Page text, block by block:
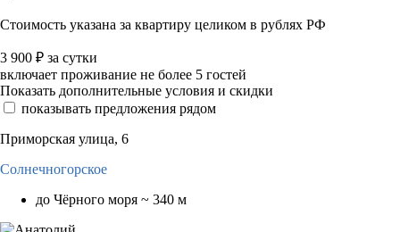
Стоимость указана за квартиру целиком в рублях РФ
3 900 ₽ за сутки
включает проживание не более 5 гостей
Показать дополнительные условия и скидки
показывать предложения рядом
Приморская улица, 6
Солнечногорское
до Чёрного моря ~ 340 м